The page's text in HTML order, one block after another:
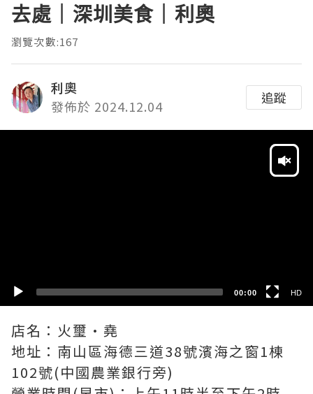
去處｜深圳美食｜利奧
瀏覽次數:167
利奧
發佈於 2024.12.04
追蹤
00:00 HD
店名：火璽·堯
地址：南山區海德三道38號濱海之窗1棟
102號(中國農業銀行旁)